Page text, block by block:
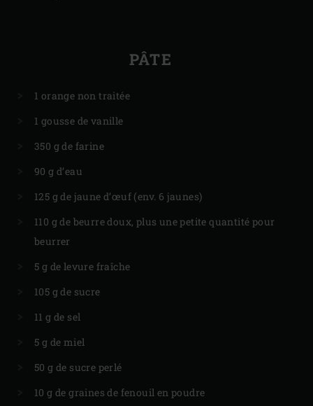
PÂTE
1 orange non traitée
1 gousse de vanille
350 g de farine
90 g d’eau
125 g de jaune d’œuf (env. 6 jaunes)
110 g de beurre doux, plus une petite quantité pour
beurrer
5 g de levure fraîche
105 g de sucre
11 g de sel
5 g de miel
50 g de sucre perlé
10 g de graines de fenouil en poudre